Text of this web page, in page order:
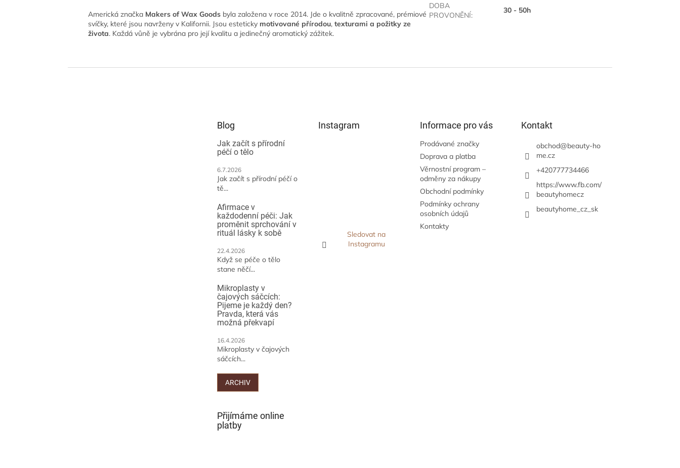
Americká značka Makers of Wax Goods byla založena v roce 2014. Jde o kvalitně zpracované, prémiové
svíčky, které jsou navrženy v Kalifornii. Jsou esteticky motivované přírodou, texturami a požitky ze
života. Každá vůně je vybrána pro její kvalitu a jedinečný aromatický zážitek.
DOBA
PROVONĚNÍ:
30 - 50h
Blog
Jak začít s přírodní
péčí o tělo
6.7.2026
Jak začít s přírodní péčí o
tě...
Afirmace v
každodenní péči: Jak
proměnit sprchování v
rituál lásky k sobě
22.4.2026
Když se péče o tělo
stane něčí...
Mikroplasty v
čajových sáčcích:
Pijeme je každý den?
Pravda, která vás
možná překvapí
16.4.2026
Mikroplasty v čajových
sáčcích...
ARCHIV
Instagram
Sledovat na
Instagramu
Informace pro vás
Prodávané značky
Doprava a platba
Věrnostní program –
odměny za nákupy
Obchodní podmínky
Podmínky ochrany
osobních údajů
Kontakty
Kontakt
obchod@beauty-ho
me.cz
+420777734466
https://www.fb.com/
beautyhomecz
beautyhome_cz_sk
Přijímáme online
platby